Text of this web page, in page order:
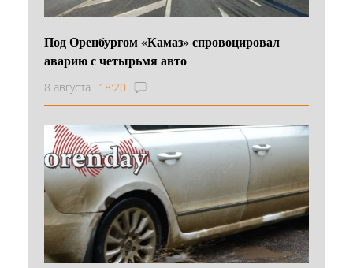
Под Оренбургом «Камаз» спровоцировал
аварию с четырьмя авто
8 августа 18:20